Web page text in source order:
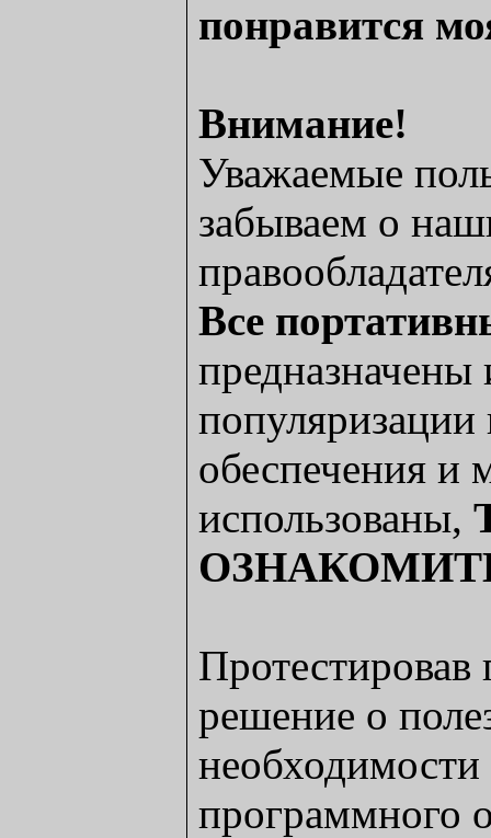
понравится
Внимание!
Уважаемые
забываем о
Все
предназначены
обеспечения и
использованы,
решение о
программного